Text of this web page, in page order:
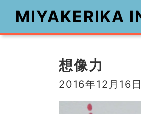
MIYAKERIKA
想像力
2016年12月16日